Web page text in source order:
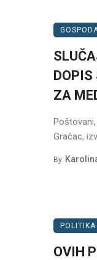
ZA
Gračac,
By
POLITIKA
OVIH